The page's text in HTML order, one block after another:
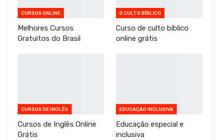
CURSOS ONLINE
Melhores Cursos
Gratuitos do Brasil
O CULTO BÍBLICO
Curso de culto bíblico
online grátis
CURSOS DE INGLÊS
Cursos de Inglês Online
Grátis
EDUCAÇÃO INCLUSIVA
Educação especial e
inclusiva